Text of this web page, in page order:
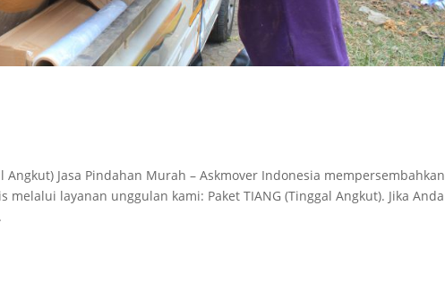
Angkut) Jasa Pindahan Murah – Askmover Indonesia mempersembahkan
layanan unggulan kami: Paket TIANG (Tinggal Angkut). Jika Anda